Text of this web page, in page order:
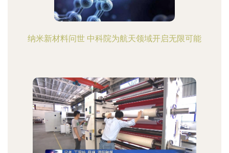
纳米新材料问世 中科院为航天领域开启无限可能